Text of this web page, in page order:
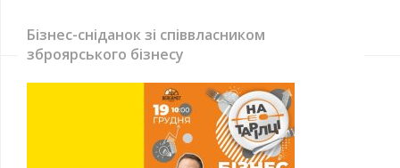
Бізнес-сніданок зі співвласником
зброярського бізнесу